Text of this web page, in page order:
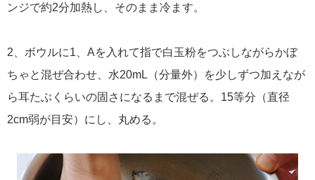
ンジで約2分加熱し、そのまま冷ます。
2、ボウルに1、Aを入れて指で白玉粉をつぶしながらかぼ
ちゃと混ぜ合わせ、水20mL（分量外）を少しずつ加えなが
ら耳たぶくらいの固さになるまで混ぜる。15等分（直径
2cm弱が目安）にし、丸める。